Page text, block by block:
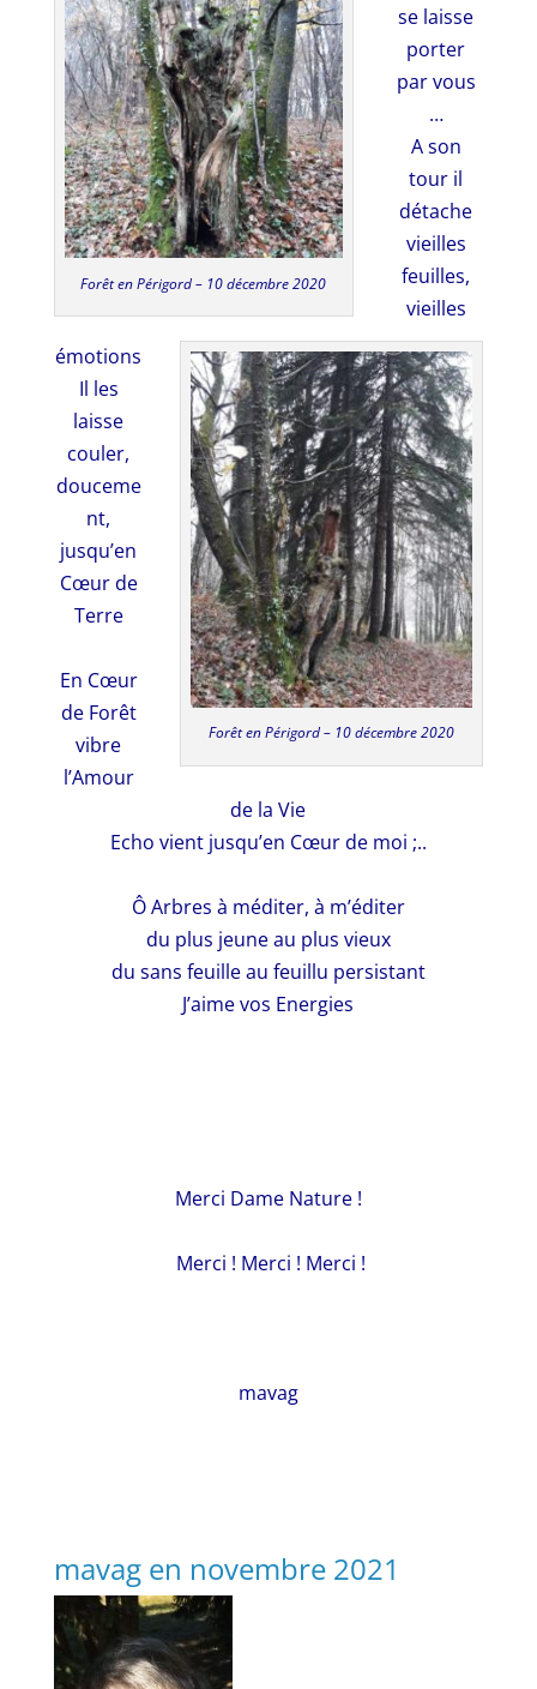
Forêt en Périgord – 10 décembre 2020
se laisse
porter
par vous
…
Forêt en Périgord – 10 décembre 2020
A son
tour il
détache
vieilles
feuilles,
vieilles
émotions
Il les
laisse
couler,
douceme
nt,
jusqu’en
Cœur de
Terre
En Cœur
de Forêt
vibre
l’Amour
de la Vie
Echo vient jusqu’en Cœur de moi ;..
Ô Arbres à méditer, à m’éditer
du plus jeune au plus vieux
du sans feuille au feuillu persistant
J’aime vos Energies
Merci Dame Nature !
Merci ! Merci ! Merci !
mavag
mavag en novembre 2021